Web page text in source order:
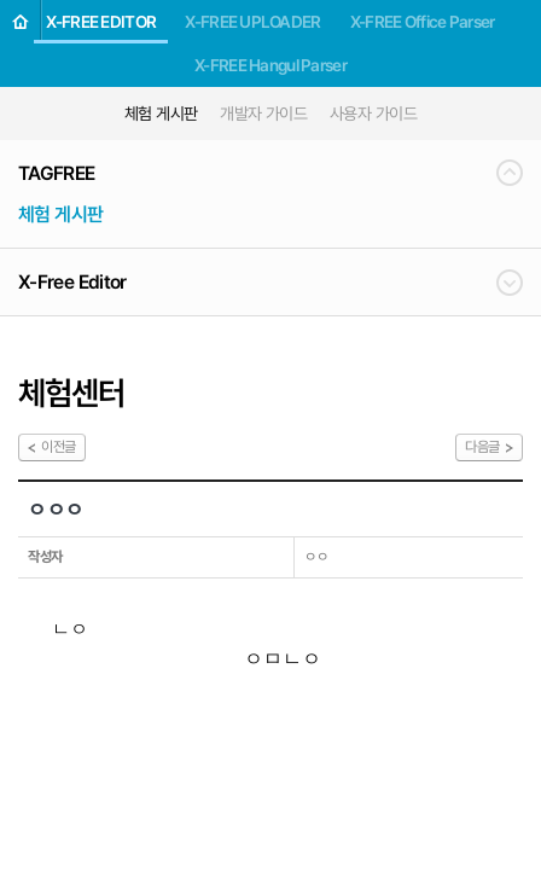
X-FREE EDITOR X-FREE UPLOADER X-FREE Office Parser
X-FREE Hangul Parser
체험 게시판 개발자 가이드 사용자 가이드
TAGFREE
체험 게시판
X-Free Editor
체험센터
이전글 다음글
ㅇㅇㅇ
작성자 ㅇㅇ